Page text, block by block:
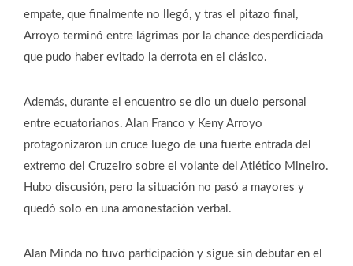
empate, que finalmente no llegó, y tras el pitazo final,
Arroyo terminó entre lágrimas por la chance desperdiciada
que pudo haber evitado la derrota en el clásico.
Además, durante el encuentro se dio un duelo personal
entre ecuatorianos. Alan Franco y Keny Arroyo
protagonizaron un cruce luego de una fuerte entrada del
extremo del Cruzeiro sobre el volante del Atlético Mineiro.
Hubo discusión, pero la situación no pasó a mayores y
quedó solo en una amonestación verbal.
Alan Minda no tuvo participación y sigue sin debutar en el